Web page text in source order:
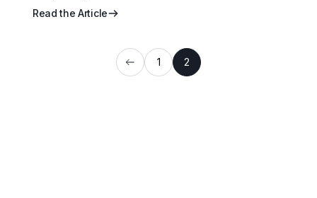
Read the Article
1 2